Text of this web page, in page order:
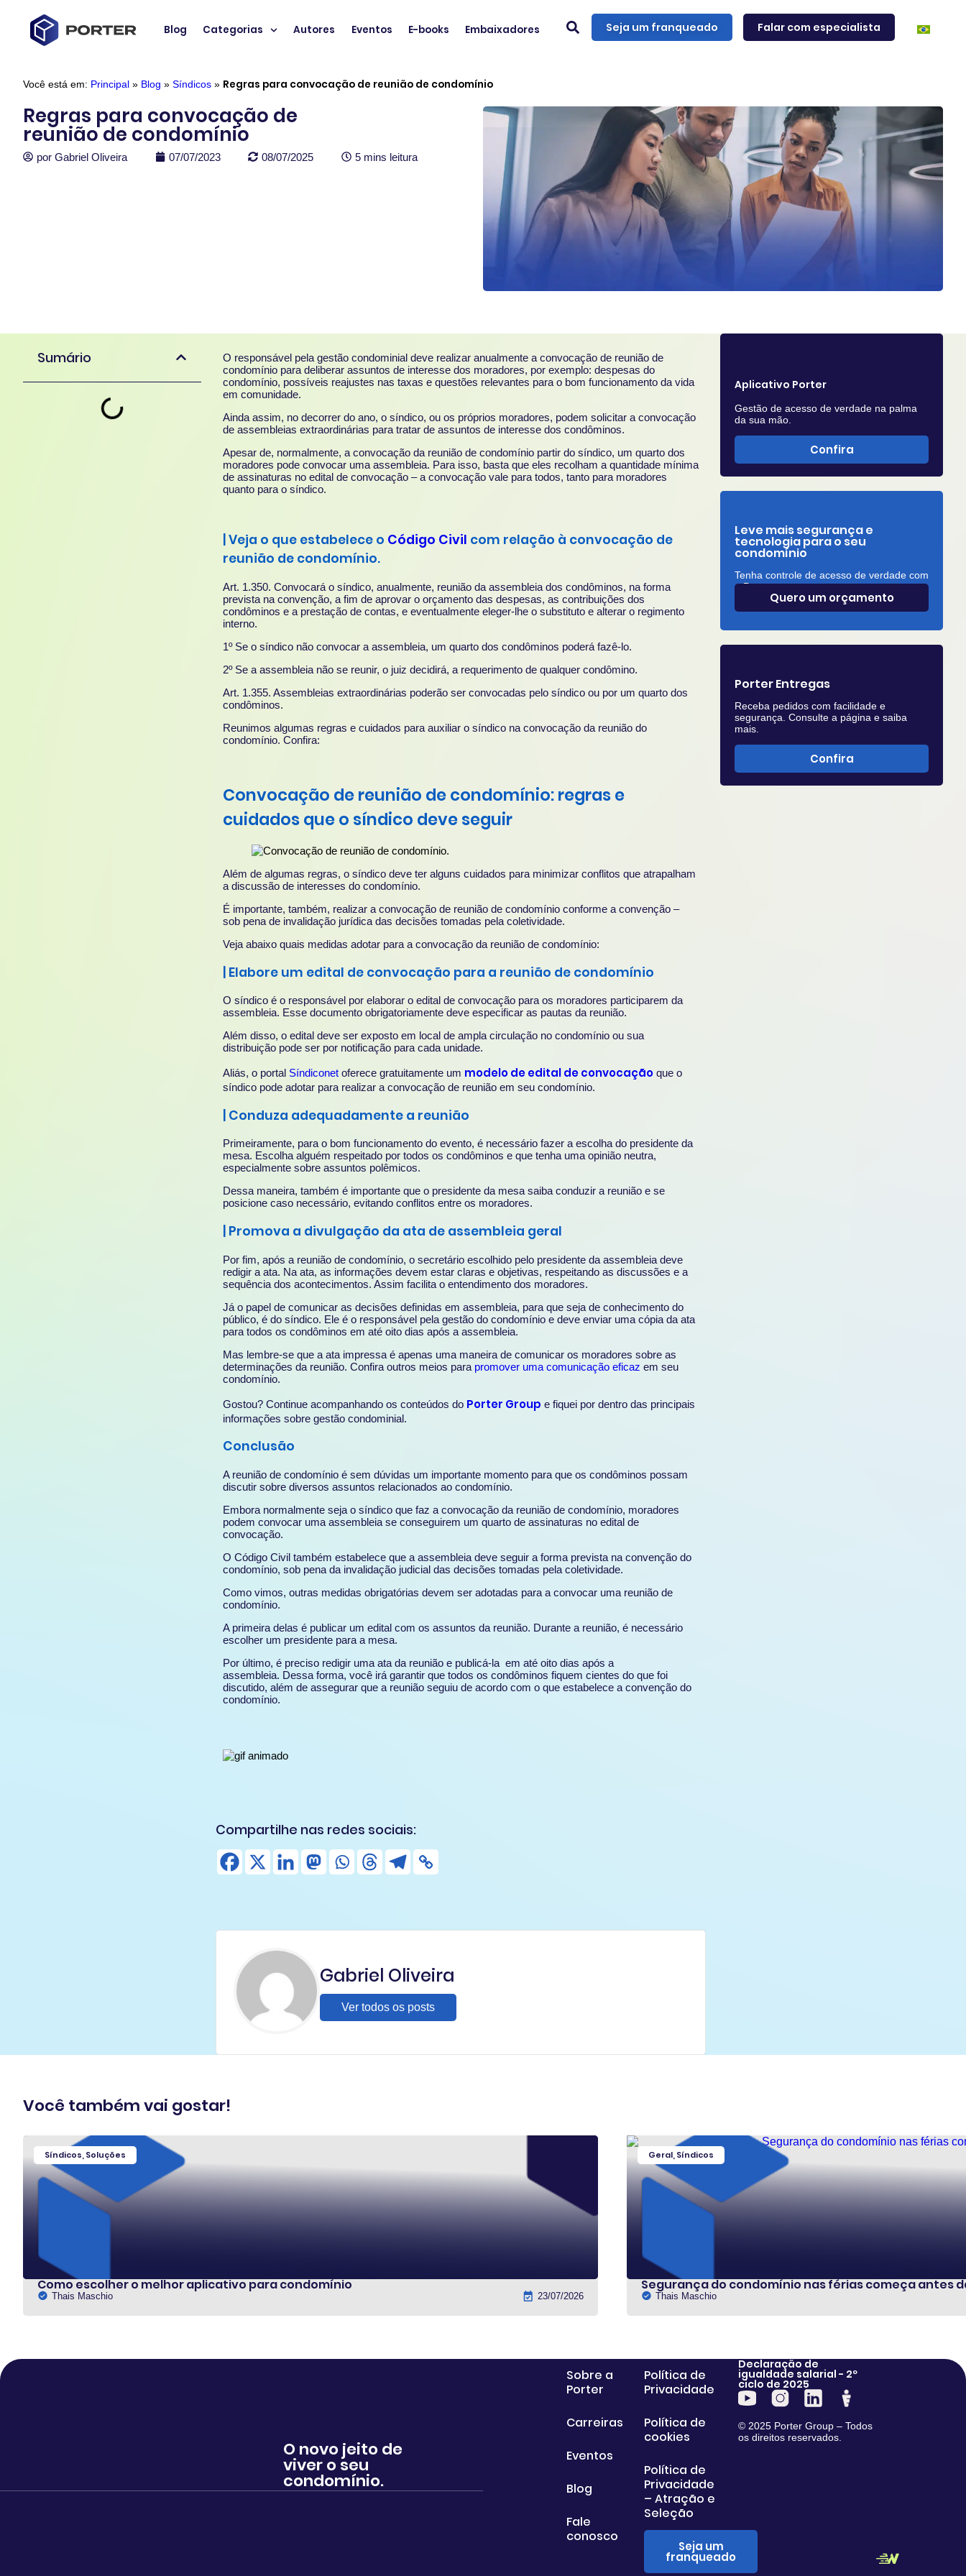
Blog Categorias Autores Eventos E-books Embaixadores Seja um franqueado Falar com especialista
Você está em: Principal » Blog » Síndicos » Regras para convocação de reunião de condomínio
Regras para convocação de
reunião de condomínio
por Gabriel Oliveira 07/07/2023 08/07/2025 5 mins leitura
Sumário
O responsável pela gestão condominial deve realizar anualmente a convocação de reunião de
condomínio para deliberar assuntos de interesse dos moradores, por exemplo: despesas do
condomínio, possíveis reajustes nas taxas e questões relevantes para o bom funcionamento da vida
em comunidade.
Ainda assim, no decorrer do ano, o síndico, ou os próprios moradores, podem solicitar a convocação
de assembleias extraordinárias para tratar de assuntos de interesse dos condôminos.
Apesar de, normalmente, a convocação da reunião de condomínio partir do síndico, um quarto dos
moradores pode convocar uma assembleia. Para isso, basta que eles recolham a quantidade mínima
de assinaturas no edital de convocação – a convocação vale para todos, tanto para moradores
quanto para o síndico.
Veja o que estabelece o Código Civil com relação à convocação de
reunião de condomínio.
Art. 1.350. Convocará o síndico, anualmente, reunião da assembleia dos condôminos, na forma
prevista na convenção, a fim de aprovar o orçamento das despesas, as contribuições dos
condôminos e a prestação de contas, e eventualmente eleger-lhe o substituto e alterar o regimento
interno.
1º Se o síndico não convocar a assembleia, um quarto dos condôminos poderá fazê-lo.
2º Se a assembleia não se reunir, o juiz decidirá, a requerimento de qualquer condômino.
Art. 1.355. Assembleias extraordinárias poderão ser convocadas pelo síndico ou por um quarto dos
condôminos.
Reunimos algumas regras e cuidados para auxiliar o síndico na convocação da reunião do
condomínio. Confira:
Convocação de reunião de condomínio: regras e
cuidados que o síndico deve seguir
Além de algumas regras, o síndico deve ter alguns cuidados para minimizar conflitos que atrapalham
a discussão de interesses do condomínio.
É importante, também, realizar a convocação de reunião de condomínio conforme a convenção –
sob pena de invalidação jurídica das decisões tomadas pela coletividade.
Veja abaixo quais medidas adotar para a convocação da reunião de condomínio:
| Elabore um edital de convocação para a reunião de condomínio
O síndico é o responsável por elaborar o edital de convocação para os moradores participarem da
assembleia. Esse documento obrigatoriamente deve especificar as pautas da reunião.
Além disso, o edital deve ser exposto em local de ampla circulação no condomínio ou sua
distribuição pode ser por notificação para cada unidade.
Aliás, o portal Síndiconet oferece gratuitamente um modelo de edital de convocação que o
síndico pode adotar para realizar a convocação de reunião em seu condomínio.
| Conduza adequadamente a reunião
Primeiramente, para o bom funcionamento do evento, é necessário fazer a escolha do presidente da
mesa. Escolha alguém respeitado por todos os condôminos e que tenha uma opinião neutra,
especialmente sobre assuntos polêmicos.
Dessa maneira, também é importante que o presidente da mesa saiba conduzir a reunião e se
posicione caso necessário, evitando conflitos entre os moradores.
| Promova a divulgação da ata de assembleia geral
Por fim, após a reunião de condomínio, o secretário escolhido pelo presidente da assembleia deve
redigir a ata. Na ata, as informações devem estar claras e objetivas, respeitando as discussões e a
sequência dos acontecimentos. Assim facilita o entendimento dos moradores.
Já o papel de comunicar as decisões definidas em assembleia, para que seja de conhecimento do
público, é do síndico. Ele é o responsável pela gestão do condomínio e deve enviar uma cópia da ata
para todos os condôminos em até oito dias após a assembleia.
Mas lembre-se que a ata impressa é apenas uma maneira de comunicar os moradores sobre as
determinações da reunião. Confira outros meios para promover uma comunicação eficaz em seu
condomínio.
Gostou? Continue acompanhando os conteúdos do Porter Group e fiquei por dentro das principais
informações sobre gestão condominial.
Conclusão
A reunião de condomínio é sem dúvidas um importante momento para que os condôminos possam
discutir sobre diversos assuntos relacionados ao condomínio.
Embora normalmente seja o síndico que faz a convocação da reunião de condomínio, moradores
podem convocar uma assembleia se conseguirem um quarto de assinaturas no edital de
convocação.
O Código Civil também estabelece que a assembleia deve seguir a forma prevista na convenção do
condomínio, sob pena da invalidação judicial das decisões tomadas pela coletividade.
Como vimos, outras medidas obrigatórias devem ser adotadas para a convocar uma reunião de
condomínio.
A primeira delas é publicar um edital com os assuntos da reunião. Durante a reunião, é necessário
escolher um presidente para a mesa.
Por último, é preciso redigir uma ata da reunião e publicá-la em até oito dias após a
assembleia. Dessa forma, você irá garantir que todos os condôminos fiquem cientes do que foi
discutido, além de assegurar que a reunião seguiu de acordo com o que estabelece a convenção do
condomínio.
Compartilhe nas redes sociais:
Gabriel Oliveira
Ver todos os posts
Aplicativo Porter
Gestão de acesso de verdade na palma
da sua mão.
Confira
Leve mais segurança e
tecnologia para o seu
condomínio
Tenha controle de acesso de verdade com
a Porter.
Quero um orçamento
Porter Entregas
Receba pedidos com facilidade e
segurança. Consulte a página e saiba
mais.
Confira
Você também vai gostar!
Síndicos Soluções
Como escolher o melhor aplicativo para condomínio
Thais Maschio 23/07/2026
Geral Síndicos
Segurança do condomínio nas férias começa antes
Thais Maschio
O novo jeito de
viver o seu
condomínio.
Sobre a
Porter
Carreiras
Eventos
Blog
Fale
conosco
Política de
Privacidade
Política de
cookies
Política de
Privacidade
– Atração e
Seleção
Seja um
franqueado
Declaração de
igualdade salarial - 2º
ciclo de 2025
© 2025 Porter Group – Todos
os direitos reservados.